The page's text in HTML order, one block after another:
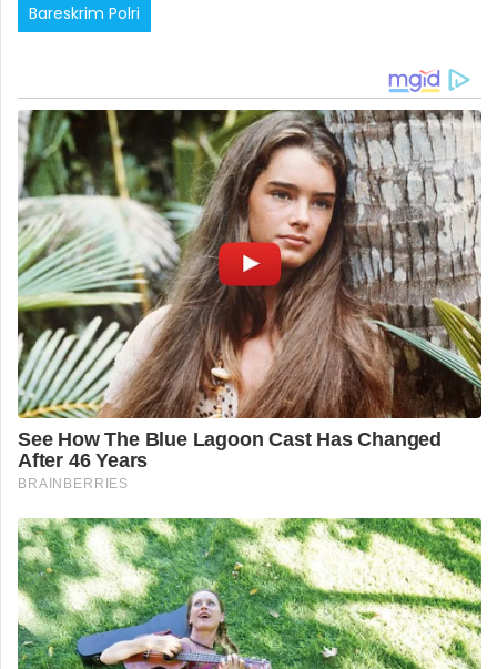
Bareskrim Polri